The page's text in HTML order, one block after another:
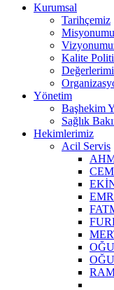
Kurumsal
Tarihçemiz
Kalite
Yönetim
Başhekim
Sağlık
Hekimlerimiz
Acil Servis